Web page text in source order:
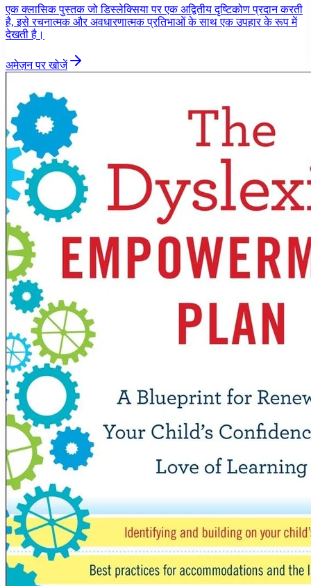
एक क्लासिक पुस्तक जो डिस्लेक्सिया पर एक अद्वितीय दृष्टिकोण प्रदान करती
है, इसे रचनात्मक और अवधारणात्मक प्रतिभाओं के साथ एक उपहार के रूप में
देखती है।
अमेज़न पर खोजें